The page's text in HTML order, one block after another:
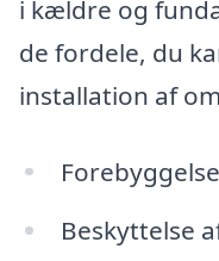
i kældre og
de fordele, du
installation af
Beskyttelse